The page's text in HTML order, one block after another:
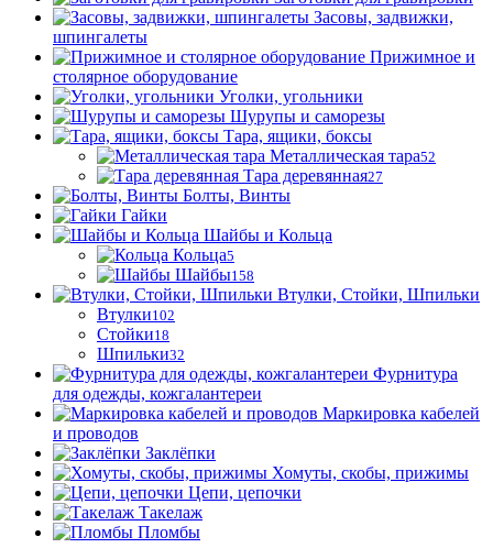
Засовы, задвижки,
шпингалеты
Прижимное и
столярное оборудование
Уголки, угольники
Шурупы и саморезы
Тара, ящики, боксы
Металлическая тара52
Тара деревянная27
Болты, Винты
Гайки
Шайбы и Кольца
Кольца5
Шайбы158
Втулки, Стойки, Шпильки
Втулки102
Стойки18
Шпильки32
Фурнитура
для одежды, кожгалантереи
Маркировка кабелей
и проводов
Заклёпки
Хомуты, скобы, прижимы
Цепи, цепочки
Такелаж
Пломбы